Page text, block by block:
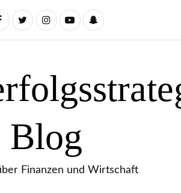
Blog
Finanzen und Wirtschaft